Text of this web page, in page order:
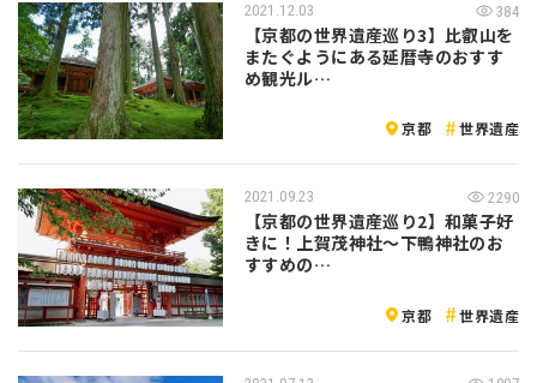
2021.12.03 384
【京都の世界遺産巡り3】比叡山を
またぐようにある延暦寺のおすす
め観光ル…
京都 世界遺産
2021.09.23 2290
【京都の世界遺産巡り2】和菓子好
きに！上賀茂神社〜下鴨神社のお
すすめの…
京都 世界遺産